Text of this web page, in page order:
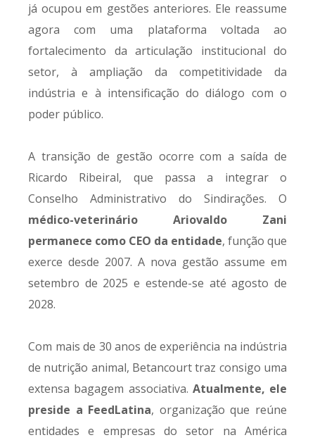
já ocupou em gestões anteriores. Ele reassume
agora com uma plataforma voltada ao
fortalecimento da articulação institucional do
setor, à ampliação da competitividade da
indústria e à intensificação do diálogo com o
poder público.
A transição de gestão ocorre com a saída de
Ricardo Ribeiral, que passa a integrar o
Conselho Administrativo do Sindirações. O
médico-veterinário Ariovaldo Zani
permanece como CEO da entidade, função que
exerce desde 2007. A nova gestão assume em
setembro de 2025 e estende-se até agosto de
2028.
Com mais de 30 anos de experiência na indústria
de nutrição animal, Betancourt traz consigo uma
extensa bagagem associativa. Atualmente, ele
preside a FeedLatina, organização que reúne
entidades e empresas do setor na América